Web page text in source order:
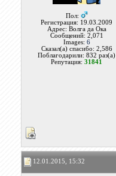
Пол:
Регистрация: 19.03.2009
Адрес: Волга да Ока
Сообщений: 2,071
Images: 6
Сказал(а) спасибо: 2,586
Поблагодарили: 832 раз(а)
Репутация:31841
12.01.2015, 15:32